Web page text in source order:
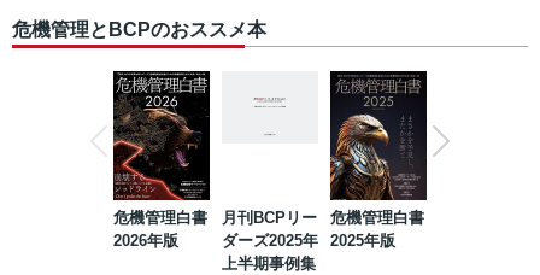
危機管理とBCPのおススメ本
危機管理白書
2026年版
月刊BCPリー
ダーズ2025年
上半期事例集
危機管理白書
2025年版